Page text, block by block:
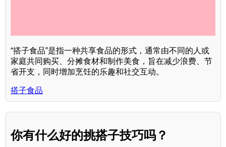
“搭子食品”是指一种共享食品的形式，通常由不同的人或
家庭共同购买、分摊食材和制作美食，旨在减少浪费、节
省开支，同时增加烹饪的乐趣和社交互动。
搭子食品
你有什么好的挑搭子技巧吗？